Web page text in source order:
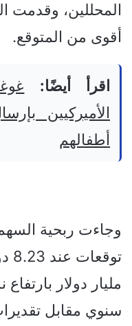
المحللين، وقدمت
أقوى من المتوقع.
اقرأ أيضًا:
الأميركيين
أطفالهم